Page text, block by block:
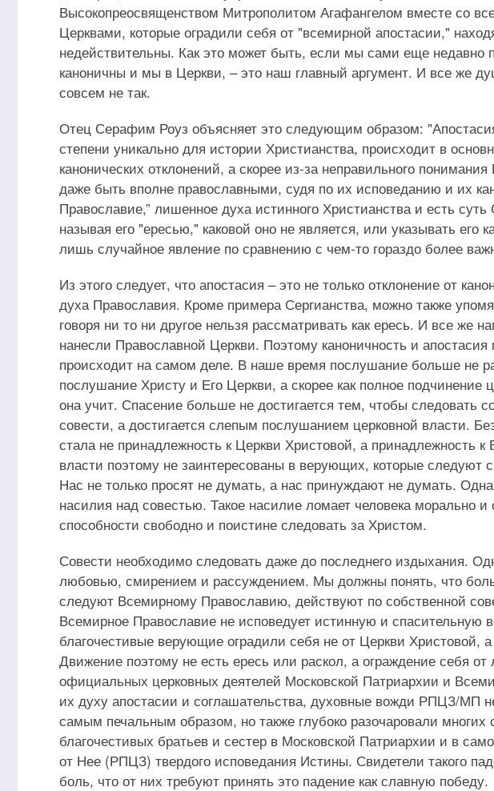
Высокопреосвященством Митрополитом Агафангелом вместе со
Церквами, которые оградили себя от "всемирной апостасии,"
недействительны. Как это может быть, если мы сами еще
каноничны и мы в Церкви, – это наш главный аргумент. И все же
совсем не так.
Отец Серафим Роуз объясняет это следующим образом:
степени уникально для истории Христианства, происходит в
канонических отклонений, а скорее из-за неправильного
даже быть вполне православными, судя по их исповеданию и их
Православие,” лишенное духа истинного Христианства и есть
называя его "ересью," каковой оно не является, или указывать его
лишь случайное явление по сравнению с чем-то гораздо более
Из этого следует, что апостасия – это не только отклонение от
духа Православия. Кроме примера Сергианства, можно также
говоря ни то ни другое нельзя рассматривать как ересь. И все же
нанесли Православной Церкви. Поэтому каноничность и апостасия
происходит на самом деле. В наше время послушание больше не
послушание Христу и Его Церкви, а скорее как полное подчинение
она учит. Спасение больше не достигается тем, чтобы следовать
совести, а достигается слепым послушанием церковной власти.
стала не принадлежность к Церкви Христовой, а принадлежность
власти поэтому не заинтересованы в верующих, которые следуют
Нас не только просят не думать, а нас принуждают не думать.
насилия над совестью. Такое насилие ломает человека морально
способности свободно и поистине следовать за Христом.
Совести необходимо следовать даже до последнего издыхания.
любовью, смирением и рассуждением. Мы должны понять, что
следуют Всемирному Православию, действуют по собственной
Всемирное Православие не исповедует истинную и спасительную
благочестивые верующие оградили себя не от Церкви Христовой,
Движение поэтому не есть ересь или раскол, а ограждение себя
официальных церковных деятелей Московской Патриархии и
их духу апостасии и соглашательства, духовные вожди РПЦЗ/МП
самым печальным образом, но также глубоко разочаровали
благочестивых братьев и сестер в Московской Патриархии и в
от Нее (РПЦЗ) твердого исповедания Истины. Свидетели такого
боль, что от них требуют принять это падение как славную победу.